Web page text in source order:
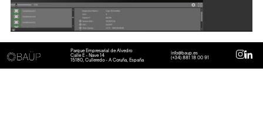
Parque Empresarial de Alvedro
Calle E - Nave 14
15180, Culleredo - A Coruña, España
info@baup.es
(+34) 881 18 00 91